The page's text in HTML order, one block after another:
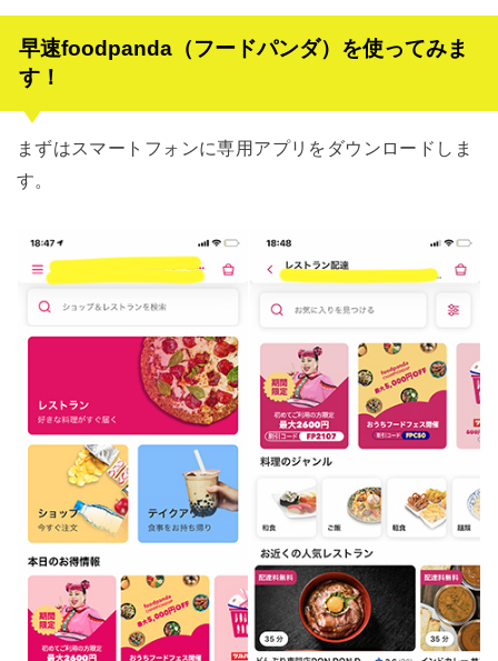
早速foodpanda（フードパンダ）を使ってみま
す！
まずはスマートフォンに専用アプリをダウンロードしま
す。